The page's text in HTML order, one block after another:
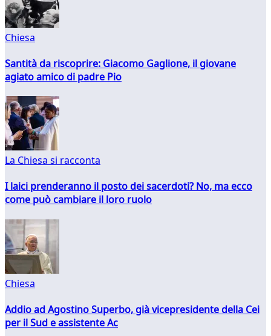
Chiesa
Santità da riscoprire: Giacomo Gaglione, il giovane
agiato amico di padre Pio
La Chiesa si racconta
I laici prenderanno il posto dei sacerdoti? No, ma ecco
come può cambiare il loro ruolo
Chiesa
Addio ad Agostino Superbo, già vicepresidente della Cei
per il Sud e assistente Ac